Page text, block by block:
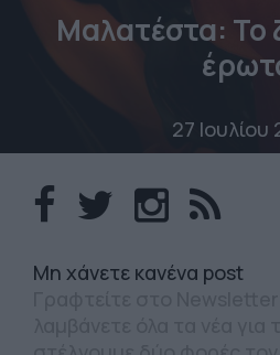
Μαλατέστα: Το
27 Ιουλίου
Mη χάνετε κανένα post